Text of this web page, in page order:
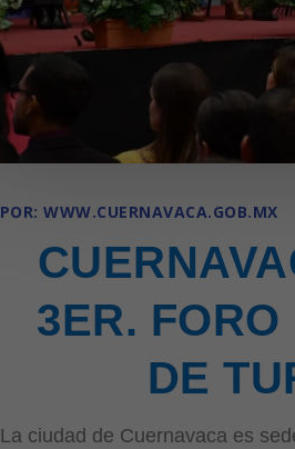
POR: WWW.CUERNAVACA.GOB.MX
3ER.
DE
La ciudad de Cuernavaca es